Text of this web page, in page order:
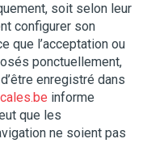
soit selon leur
configurer son
que l’acceptation ou
ponctuellement,
enregistré dans
informe
que les
ne soient pas